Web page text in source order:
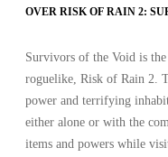
OVER RISK OF RAIN 2:
Survivors of the Void is
roguelike, Risk of Rain 2.
power and terrifying
either alone or with the
items and powers while